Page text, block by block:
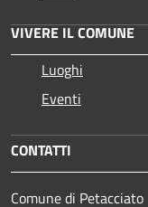
VIVERE IL COMUNE
Luoghi
Eventi
CONTATTI
Comune di Petacciato